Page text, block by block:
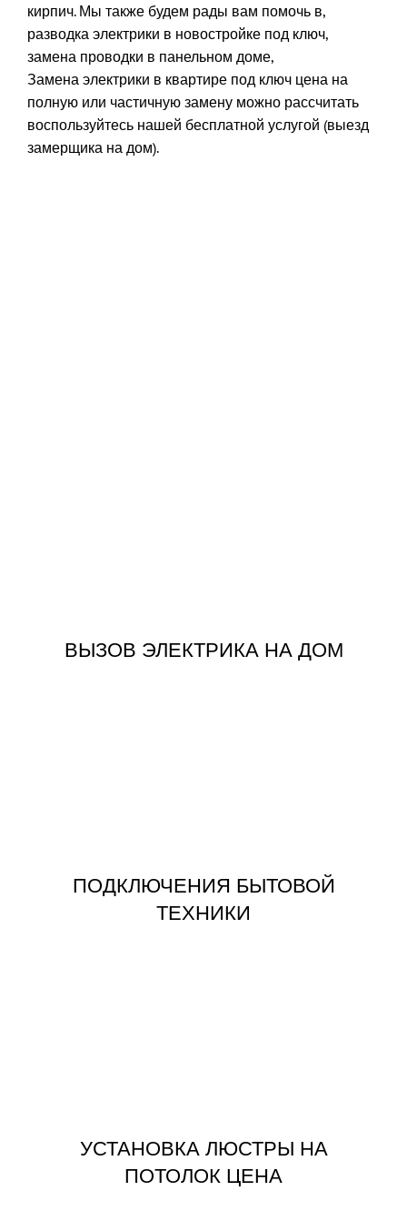
кирпич. Мы также будем рады вам помочь в,
разводка электрики в новостройке под ключ,
замена проводки в панельном доме,
Замена электрики в квартире под ключ цена на
полную или частичную замену можно рассчитать
воспользуйтесь нашей бесплатной услугой (выезд
замерщика на дом).
ВЫЗОВ ЭЛЕКТРИКА НА ДОМ
ПОДКЛЮЧЕНИЯ БЫТОВОЙ
ТЕХНИКИ
УСТАНОВКА ЛЮСТРЫ НА
ПОТОЛОК ЦЕНА